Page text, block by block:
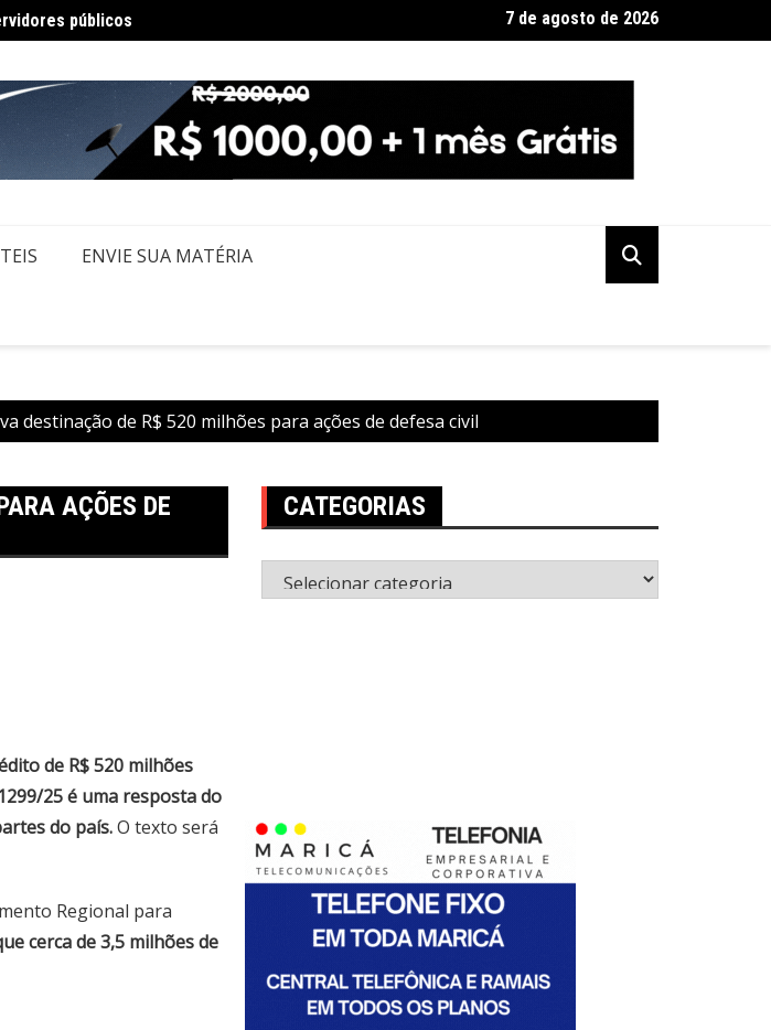
da Voepass
Incêndio em fábrica em Itaquaquecetuba é extinto após 33 horas
7 de agosto de 2026
ENVIE SUA MATÉRIA
destinação de R$ 520 milhões para ações de defesa civil
AÇÕES DE
de R$ 520 milhões
25 é uma resposta do
do país.O texto será
Regional para
cerca de 3,5 milhões de
CATEGORIAS
Categorias